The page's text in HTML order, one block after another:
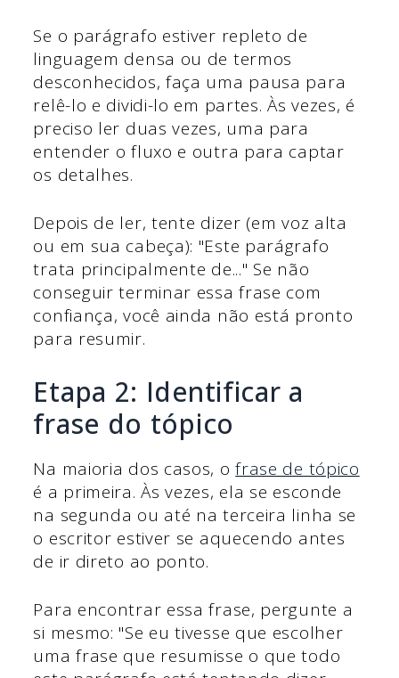
Se o parágrafo estiver repleto de
linguagem densa ou de termos
desconhecidos, faça uma pausa para
relê-lo e dividi-lo em partes. Às vezes, é
preciso ler duas vezes, uma para
entender o fluxo e outra para captar
os detalhes.
Depois de ler, tente dizer (em voz alta
ou em sua cabeça): "Este parágrafo
trata principalmente de..." Se não
conseguir terminar essa frase com
confiança, você ainda não está pronto
para resumir.
Etapa 2: Identificar a
frase do tópico
Na maioria dos casos, ofrase de tópico
é a primeira. Às vezes, ela se esconde
na segunda ou até na terceira linha se
o escritor estiver se aquecendo antes
de ir direto ao ponto.
Para encontrar essa frase, pergunte a
si mesmo: "Se eu tivesse que escolher
uma frase que resumisse o que todo